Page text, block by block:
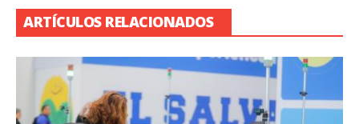
ARTÍCULOS RELACIONADOS